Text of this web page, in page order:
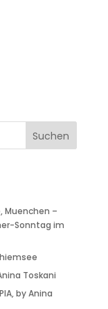
Muenchen –
Sonntag im
Toskani
by Anina